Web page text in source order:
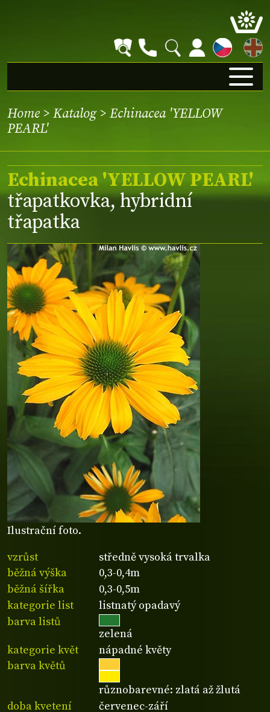
EN
Home > Katalog> Echinacea 'YELLOW
PEARL'
Ilustrační foto.
Echinacea 'YELLOW PEARL'
třapatkovka, hybridní
třapatka
vzrůst
středně vysoká trvalka
běžná výška
0,3-0,4m
běžná šířka
0,3-0,5m
kategorie list
listnatý opadavý
barva listů
zelená
kategorie květ
nápadné květy
barva květů
různobarevné: zlatá až žlutá
doba kvetení
červenec-září